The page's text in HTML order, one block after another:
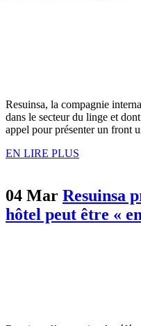
Resuinsa, la compagnie
dans le secteur du linge et
appel pour présenter un front
EN LIRE PLUS
04 Mar Resuinsa
hôtel peut être «